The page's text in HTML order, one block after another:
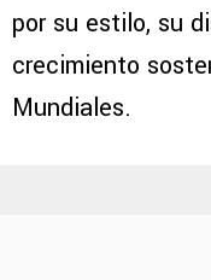
por su estilo, su
crecimiento
Mundiales.